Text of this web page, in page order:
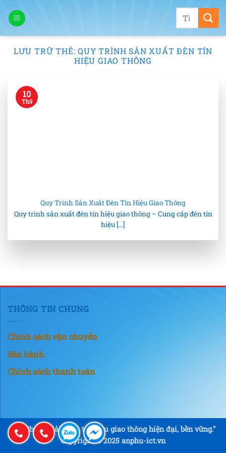
qua
Tìm
LƯU TRỮ THẺ:QUY TRÌNH SẢN XUẤT ĐÈN TÍN
HIỆU GIAO THÔNG
Quy Trình Sản Xuất Đèn Tín Hiệu Giao Thông
Quy trình sản xuất đèn tín hiệu giao thông – Cung cấp đèn tín
hiệu [...]
10
Th9
THÔNG TIN CHUNG
Chính sách vận chuyển
Bảo hành
Chính sách thanh toán
"An Phú – Giải pháp tín hiệu giao thông hiện đại, bền vững."
Copyright © 2025 anphu-ict.vn